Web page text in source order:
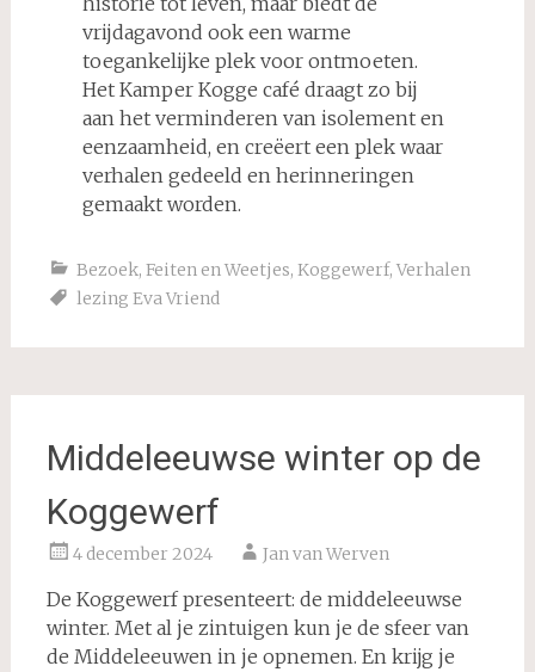
vrijdagavond ook een warme
toegankelijke plek voor ontmoeten.
Het Kamper Kogge café draagt zo bij
aan het verminderen van isolement en
eenzaamheid, en creëert een plek waar
verhalen gedeeld en herinneringen
gemaakt worden.
Bezoek, Feiten en Weetjes, Koggewerf, Verhalen
lezing Eva Vriend
Middeleeuwse winter op de
Koggewerf
4 december 2024 Jan van Werven
De Koggewerf presenteert: de middeleeuwse
winter. Met al je zintuigen kun je de sfeer van
de Middeleeuwen in je opnemen. En krijg je